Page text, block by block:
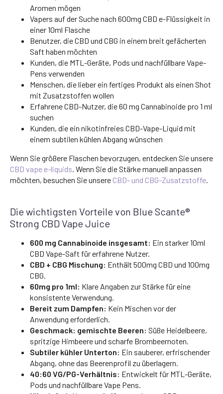
Aromen mögen
Vapers auf der Suche nach 600mg CBD e-Flüssigkeit in
einer 10ml Flasche
Benutzer, die CBD und CBG in einem breit gefächerten
Saft haben möchten
Kunden, die MTL-Geräte, Pods und nachfüllbare Vape-
Pens verwenden
Menschen, die lieber ein fertiges Produkt als einen Shot
mit Zusatzstoffen wollen
Erfahrene CBD-Nutzer, die 60 mg Cannabinoide pro 1 ml
suchen
Kunden, die ein nikotinfreies CBD-Vape-Liquid mit
einem subtilen kühlen Abgang wünschen
Wenn Sie größere Flaschen bevorzugen, entdecken Sie unsere
CBD vape e-liquids . Wenn Sie die Stärke manuell anpassen
möchten, besuchen Sie unsere CBD- und CBG-Zusatzstoffe
Die wichtigsten Vorteile von Blue Scante®
Strong CBD Vape Juice
600 mg Cannabinoide insgesamt: Ein starker 10ml
CBD Vape-Saft für erfahrene Nutzer.
CBD + CBG Mischung: Enthält 500mg CBD und 100mg
CBG.
60mg pro 1ml: Klare Angaben zur Stärke für eine
konsistente Verwendung.
Bereit zum Dampfen: Kein Mischen vor der
Anwendung erforderlich.
Geschmack: gemischte Beeren: Süße Heidelbeere,
spritzige Himbeere und scharfe Brombeernoten.
Subtiler kühler Unterton: Ein sauberer, erfrischender
Abgang, ohne das Beerenprofil zu überlagern.
40:60 VG/PG-Verhältnis: Entwickelt für MTL-Geräte,
Pods und nachfüllbare Vape Pens.